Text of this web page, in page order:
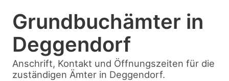
Grundbuchämter in
Deggendorf
Anschrift, Kontakt und Öffnungszeiten für die
zuständigen Ämter in Deggendorf.